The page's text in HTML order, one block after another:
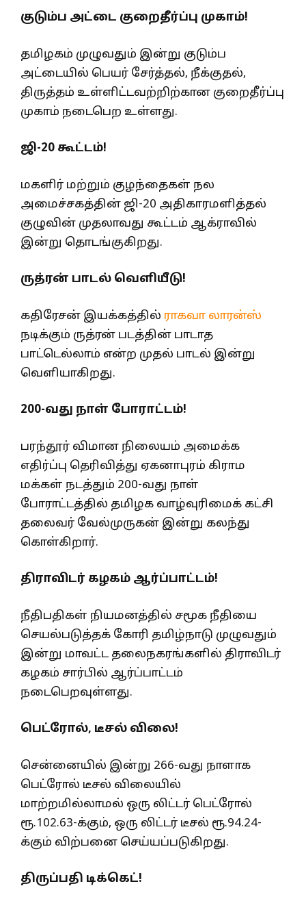
குடும்ப அட்டை குறைதீர்ப்பு முகாம்!
தமிழகம் முழுவதும் இன்று குடும்ப
அட்டையில் பெயர் சேர்த்தல், நீக்குதல்,
திருத்தம் உள்ளிட்டவற்றிற்கான குறைதீர்ப்பு
முகாம் நடைபெற உள்ளது.
ஜி-20 கூட்டம்!
மகளிர் மற்றும் குழந்தைகள் நல
அமைச்சகத்தின் ஜி-20 அதிகாரமளித்தல்
குழுவின் முதலாவது கூட்டம் ஆக்ராவில்
இன்று தொடங்குகிறது.
ருத்ரன் பாடல் வெளியீடு!
கதிரேசன் இயக்கத்தில் ராகவா லாரன்ஸ்
நடிக்கும் ருத்ரன் படத்தின் பாடாத
பாட்டெல்லாம் என்ற முதல் பாடல் இன்று
வெளியாகிறது.
200-வது நாள் போராட்டம்!
பரந்தூர் விமான நிலையம் அமைக்க
எதிர்ப்பு தெரிவித்து ஏகனாபுரம் கிராம
மக்கள் நடத்தும் 200-வது நாள்
போராட்டத்தில் தமிழக வாழ்வுரிமைக் கட்சி
தலைவர் வேல்முருகன் இன்று கலந்து
கொள்கிறார்.
திராவிடர் கழகம் ஆர்ப்பாட்டம்!
நீதிபதிகள் நியமனத்தில் சமூக நீதியை
செயல்படுத்தக் கோரி தமிழ்நாடு முழுவதும்
இன்று மாவட்ட தலைநகரங்களில் திராவிடர்
கழகம் சார்பில் ஆர்ப்பாட்டம்
நடைபெறவுள்ளது.
பெட்ரோல், டீசல் விலை!
சென்னையில் இன்று 266-வது நாளாக
பெட்ரோல் டீசல் விலையில்
மாற்றமில்லாமல் ஒரு லிட்டர் பெட்ரோல்
ரூ.102.63-க்கும், ஒரு லிட்டர் டீசல் ரூ.94.24-
க்கும் விற்பனை செய்யப்படுகிறது.
திருப்பதி டிக்கெட்!